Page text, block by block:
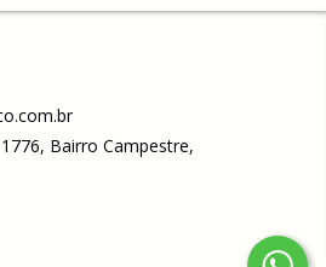
Bairro Campestre,